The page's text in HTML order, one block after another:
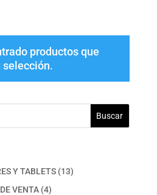
productos que
selección.
Buscar
Y TABLETS 1313
VENTA 44